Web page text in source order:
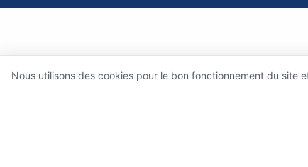
Nous utilisons des cookies pour le bon fonctionnement du site